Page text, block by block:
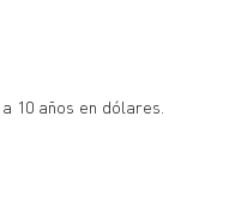
10 años en dólares.